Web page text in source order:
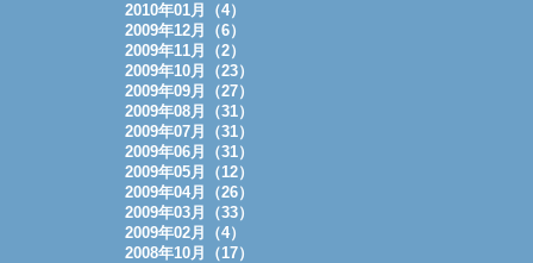
2010年01月（4）
2009年12月（6）
2009年11月（2）
2009年10月（23）
2009年09月（27）
2009年08月（31）
2009年07月（31）
2009年06月（31）
2009年05月（12）
2009年04月（26）
2009年03月（33）
2009年02月（4）
2008年10月（17）